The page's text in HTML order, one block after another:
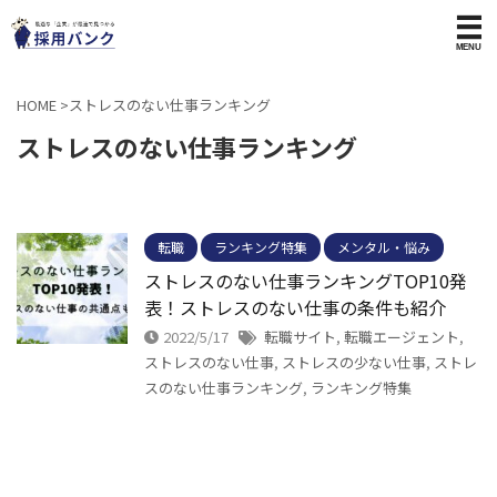
HOME >ストレスのない仕事ランキング
ストレスのない仕事ランキング
転職 ランキング特集 メンタル・悩み
ストレスのない仕事ランキングTOP10発
表！ストレスのない仕事の条件も紹介
2022/5/17 転職サイト, 転職エージェント,
ストレスのない仕事, ストレスの少ない仕事, ストレ
スのない仕事ランキング, ランキング特集